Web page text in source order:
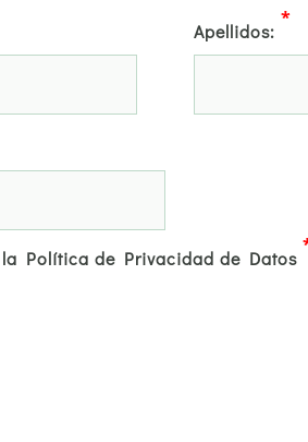
Apellidos:
*
Política de Privacidad de Datos